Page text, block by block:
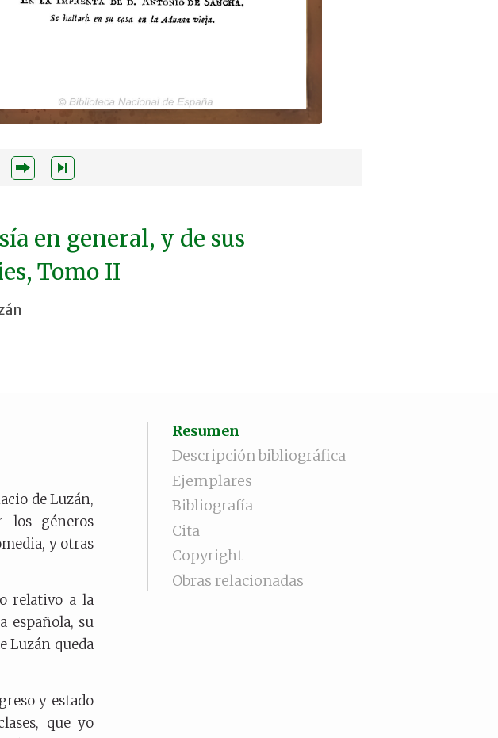
en general, y de sus
Tomo II
Resumen
Descripción bibliográfica
Ejemplares
Bibliografía
Cita
Copyright
Obras relacionadas
de Luzán,
los géneros
y otras
relativo a la
española, su
Luzán queda
y estado
que yo